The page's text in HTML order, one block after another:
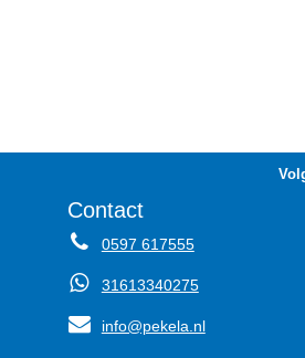
Contact
0597 617555
31613340275
info@pekela.nl